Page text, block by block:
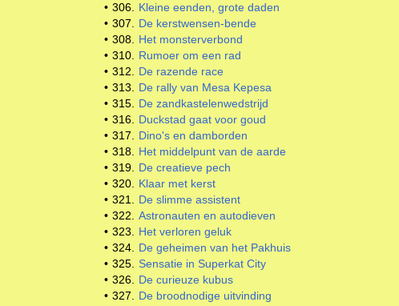
• 306.
Kleine eenden, grote daden
• 307.
De kerstwensen-bende
• 308.
Het monsterverbond
• 310.
Rumoer om een rad
• 312.
De razende race
• 313.
De rally van Mesa Kepesa
• 315.
De zandkastelenwedstrijd
• 316.
Duckstad gaat voor goud
• 317.
Dino's en damborden
• 318.
Het middelpunt van de aarde
• 319.
De creatieve pech
• 320.
Klaar met kerst
• 321.
De slimme assistent
• 322.
Astronauten en autodieven
• 323.
Het verloren geluk
• 324.
De geheimen van het Pakhuis
• 325.
Sensatie in Superkat City
• 326.
De curieuze kubus
• 327.
De broodnodige uitvinding